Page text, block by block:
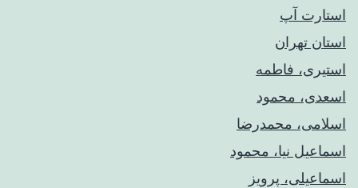
استارت آپ
استان تهران
استیری، فاطمه
اسعدی، محمود
اسلامی، محمدرضا
اسماعیل نیا، محمود
اسماعیلی، پرویز